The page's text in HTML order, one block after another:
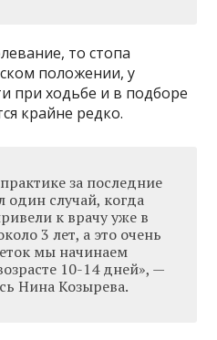
то стопа
положении, у
при ходьбе и в подборе
крайне редко.
за последние
один случай, когда
к врачу уже в
3 лет, а это очень
мы начинаем
10-14 дней»‎, —
Нина Козырева.